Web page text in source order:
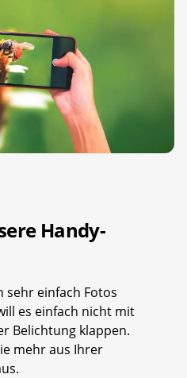
Handy-
sehr einfach Fotos
es einfach nicht mit
Belichtung klappen.
mehr aus Ihrer